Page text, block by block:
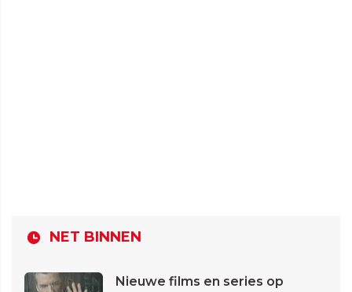
NET BINNEN
Nieuwe films en series op